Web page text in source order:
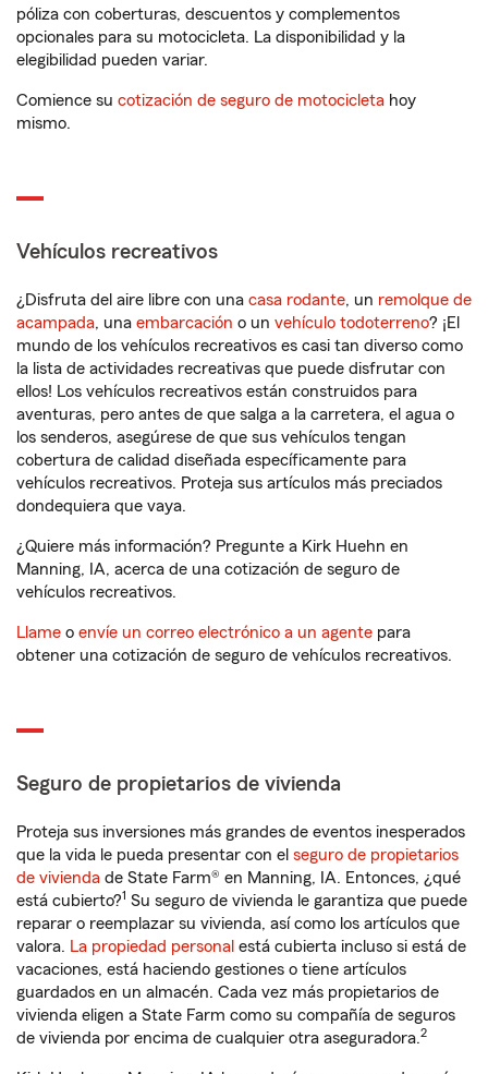
póliza con coberturas, descuentos y complementos
opcionales para su motocicleta. La disponibilidad y la
elegibilidad pueden variar.
Comience su cotización de seguro de motocicleta hoy
mismo.
Vehículos recreativos
¿Disfruta del aire libre con una casa rodante, un remolque de
acampada, una embarcación o un vehículo todoterreno? ¡El
mundo de los vehículos recreativos es casi tan diverso como
la lista de actividades recreativas que puede disfrutar con
ellos! Los vehículos recreativos están construidos para
aventuras, pero antes de que salga a la carretera, el agua o
los senderos, asegúrese de que sus vehículos tengan
cobertura de calidad diseñada específicamente para
vehículos recreativos. Proteja sus artículos más preciados
dondequiera que vaya.
¿Quiere más información? Pregunte a Kirk Huehn en
Manning, IA, acerca de una cotización de seguro de
vehículos recreativos.
Llame o envíe un correo electrónico a un agente para
obtener una cotización de seguro de vehículos recreativos.
Seguro de propietarios de vivienda
Proteja sus inversiones más grandes de eventos inesperados
que la vida le pueda presentar con el seguro de propietarios
de vivienda de State Farm® en Manning, IA. Entonces, ¿qué
está cubierto?1 Su seguro de vivienda le garantiza que puede
reparar o reemplazar su vivienda, así como los artículos que
valora. La propiedad personal está cubierta incluso si está de
vacaciones, está haciendo gestiones o tiene artículos
guardados en un almacén. Cada vez más propietarios de
vivienda eligen a State Farm como su compañía de seguros
de vivienda por encima de cualquier otra aseguradora.2